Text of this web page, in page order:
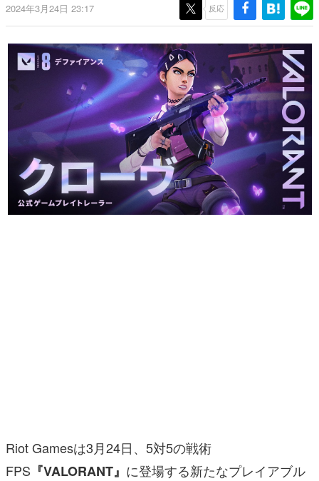
なんでゲームは面白い？
具体的な形から解き明かしていく、硬派で骨太な評論連載
です。
ゲームが変えた日本語
「経験値」「裏技」「ラスボス」… ゲームにまつわる言葉
の起源や用法の変遷を、コンピューター文化史研究家・タ
イニーP氏が徹底調査。
カテゴリ
特集記事
マンガ
2024年3月24日 23:17 反応
Riot Gamesは3月24日、5対5の戦術
FPS 『VALORANT』 に登場する新たなプレイアブル